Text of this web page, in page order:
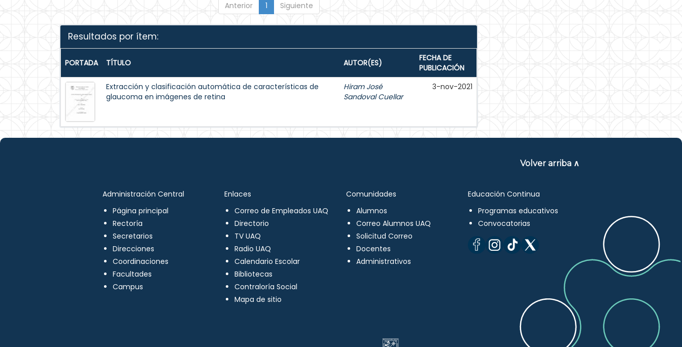
Anterior 1 Siguiente
Resultados por ítem:
PORTADA TÍTULO AUTOR(ES)
FECHA DE
PUBLICACIÓN
Extracción y clasificación automática de características de
glaucoma en imágenes de retina
Hiram José
Sandoval Cuellar
3-nov-2021
Volver arriba ∧
Administración Central
Página principal
Rectoría
Secretarios
Direcciones
Coordinaciones
Facultades
Campus
Enlaces
Correo de Empleados UAQ
Directorio
TV UAQ
Radio UAQ
Calendario Escolar
Bibliotecas
Contraloría Social
Mapa de sitio
Comunidades
Alumnos
Correo Alumnos UAQ
Solicitud Correo
Docentes
Administrativos
Educación Continua
Programas educativos
Convocatorias